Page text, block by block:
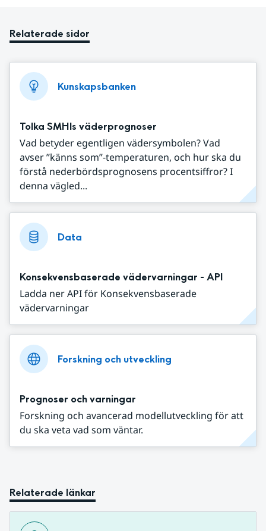
Relaterade sidor
Kunskapsbanken
Tolka SMHIs väderprognoser
Vad betyder egentligen vädersymbolen? Vad
avser ”känns som”-temperaturen, och hur ska du
förstå nederbördsprognosens procentsiffror? I
denna vägled...
Data
Konsekvensbaserade vädervarningar - API
Ladda ner API för Konsekvensbaserade
vädervarningar
Forskning och utveckling
Prognoser och varningar
Forskning och avancerad modellutveckling för att
du ska veta vad som väntar.
Relaterade länkar